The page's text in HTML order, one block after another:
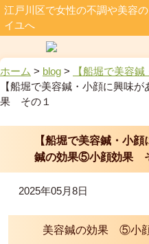
江戸川区で女性の不調や美容
イユへ
ホーム > blog > 【船堀で美容
【船堀で美容鍼・小顔に興味
果 その１
【船堀で美容鍼・小
鍼の効果⑤小顔効果
2025年05月8日
美容鍼の効果 ⑤小